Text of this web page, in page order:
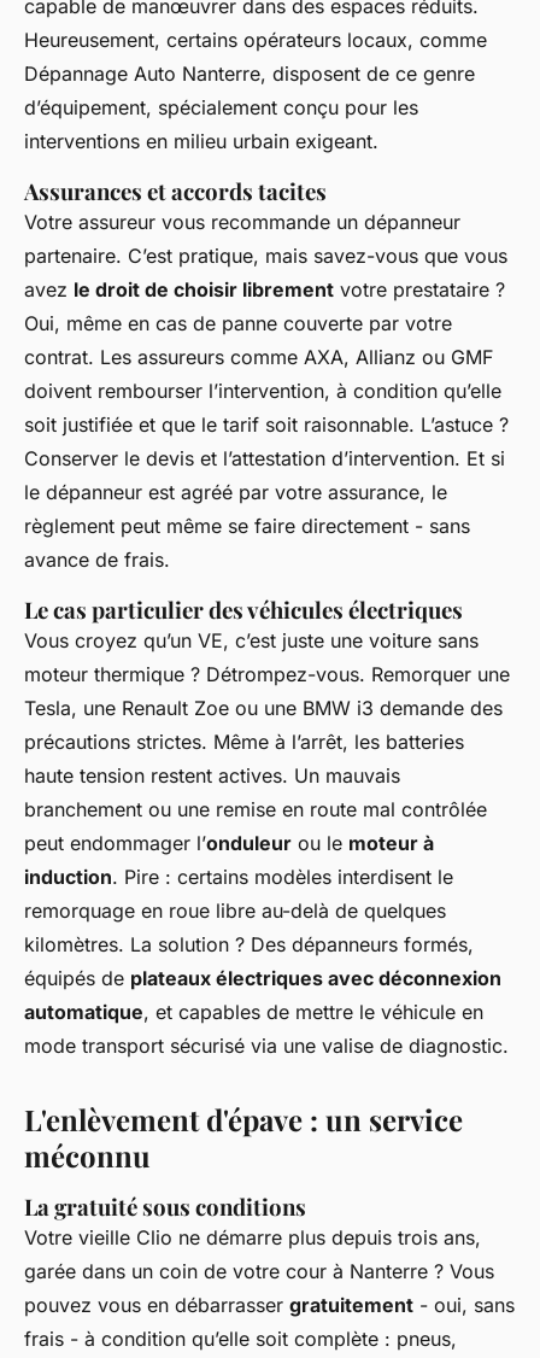
capable de manœuvrer dans des espaces réduits.
Heureusement, certains opérateurs locaux, comme
Dépannage Auto Nanterre, disposent de ce genre
d’équipement, spécialement conçu pour les
interventions en milieu urbain exigeant.
Assurances et accords tacites
Votre assureur vous recommande un dépanneur
partenaire. C’est pratique, mais savez-vous que vous
avez le droit de choisir librement votre prestataire ?
Oui, même en cas de panne couverte par votre
contrat. Les assureurs comme AXA, Allianz ou GMF
doivent rembourser l’intervention, à condition qu’elle
soit justifiée et que le tarif soit raisonnable. L’astuce ?
Conserver le devis et l’attestation d’intervention. Et si
le dépanneur est agréé par votre assurance, le
règlement peut même se faire directement - sans
avance de frais.
Le cas particulier des véhicules électriques
Vous croyez qu’un VE, c’est juste une voiture sans
moteur thermique ? Détrompez-vous. Remorquer une
Tesla, une Renault Zoe ou une BMW i3 demande des
précautions strictes. Même à l’arrêt, les batteries
haute tension restent actives. Un mauvais
branchement ou une remise en route mal contrôlée
peut endommager l’onduleur ou le moteur à
induction. Pire : certains modèles interdisent le
remorquage en roue libre au-delà de quelques
kilomètres. La solution ? Des dépanneurs formés,
équipés de plateaux électriques avec déconnexion
automatique, et capables de mettre le véhicule en
mode transport sécurisé via une valise de diagnostic.
L'enlèvement d'épave : un service
méconnu
La gratuité sous conditions
Votre vieille Clio ne démarre plus depuis trois ans,
garée dans un coin de votre cour à Nanterre ? Vous
pouvez vous en débarrasser gratuitement - oui, sans
frais - à condition qu’elle soit complète : pneus,